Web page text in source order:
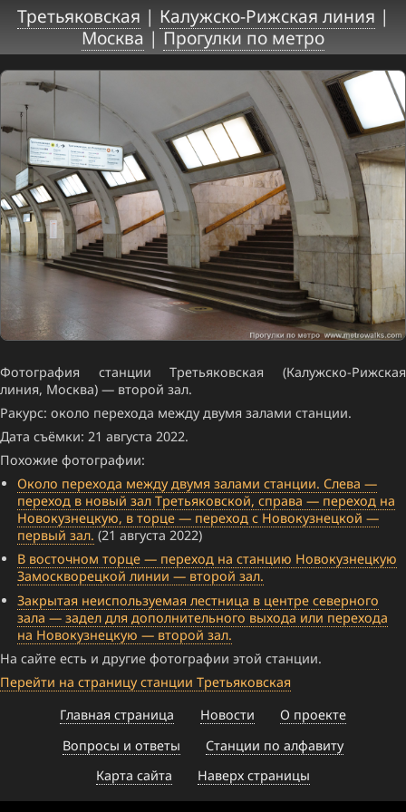
Третьяковская | Калужско-Рижская линия |
Москва |Прогулки по метро
Фотография станции Третьяковская (Калужско-Рижская
линия, Москва) — второй зал.
Ракурс: около перехода между двумя залами станции.
Дата съёмки: 21 августа 2022.
Похожие фотографии:
Около перехода между двумя залами станции. Слева —
переход в новый зал Третьяковской, справа — переход на
Новокузнецкую, в торце — переход с Новокузнецкой —
первый зал. (21 августа 2022)
В восточном торце — переход на станцию Новокузнецкую
Замоскворецкой линии — второй зал.
Закрытая неиспользуемая лестница в центре северного
зала — задел для дополнительного выхода или перехода
на Новокузнецкую — второй зал.
На сайте есть и другие фотографии этой станции.
Перейти на страницу станции Третьяковская
Главная страница
Новости
О проекте
Вопросы и ответы
Станции по алфавиту
Карта сайта
Наверх страницы